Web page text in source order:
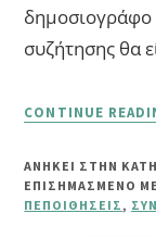
δημοσιογράφο
συζήτησης θα
CONTINUE
ΑΝΗΚΕΙ ΣΤΗΝ
ΕΠΙΣΗΜΑΣΜΈΝΟ
ΠΕΠΟΙΘΉΣΕΙΣ,